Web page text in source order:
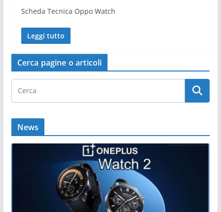
Scheda Tecnica Oppo Watch
Leggi tutto
Cerca pagine o articoli
News